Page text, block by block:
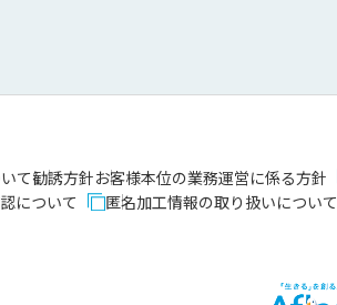
て勧誘方針お客様本位の業務運営に係る方針
について 匿名加工情報の取り扱いについて